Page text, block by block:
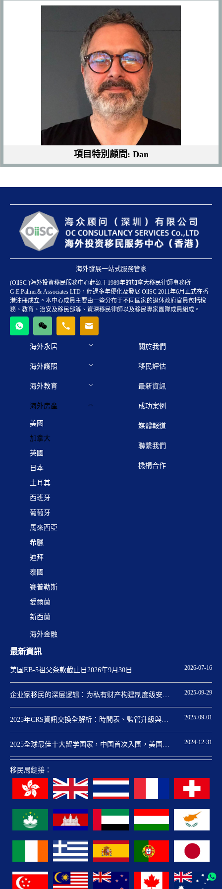
項目特別顧問: Dan
海外發展一站式服務管家
(OllSC )海外投資移民服務中心起源于1989年的加拿大移民律師事務所
G.E.Palmer& Associates LTD，經過多年優化及發展 OllSC 2011年6月正式在香
港注冊成立。本中心成員主要由一些分布于不同國家的退休政府官員包括稅
務、教育、治安及移民部等、資深移民律師以及移民專家團隊成員組成。
海外永居
海外護照
海外教育
海外房產
美國
加拿大
英國
日本
土耳其
西班牙
葡萄牙
馬來西亞
希臘
迪拜
泰國
賽普勒斯
愛爾蘭
新西蘭
海外金融
關於我們
移民評估
最新資訊
成功案例
媒體報道
聯繫我們
機構合作
最新資訊
2026-07-16
美国EB-5祖父条款截止日2026年9月30日
2025-09-29
企业家移民的深层逻辑：为私有财产构建制度级安全
2025-09-01
2025年CRS資訊交換全解析：時間表、監管升級與身
2024-12-31
2025全球最佳十大留学国家，中国首次入围，美国重
移民局鏈接：